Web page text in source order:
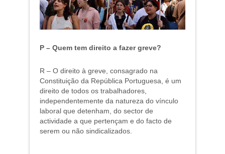
P – Quem tem direito a fazer greve?
R – O direito à greve, consagrado na
Constituição da República Portuguesa, é um
direito de todos os trabalhadores,
independentemente da natureza do vínculo
laboral que detenham, do sector de
actividade a que pertençam e do facto de
serem ou não sindicalizados.